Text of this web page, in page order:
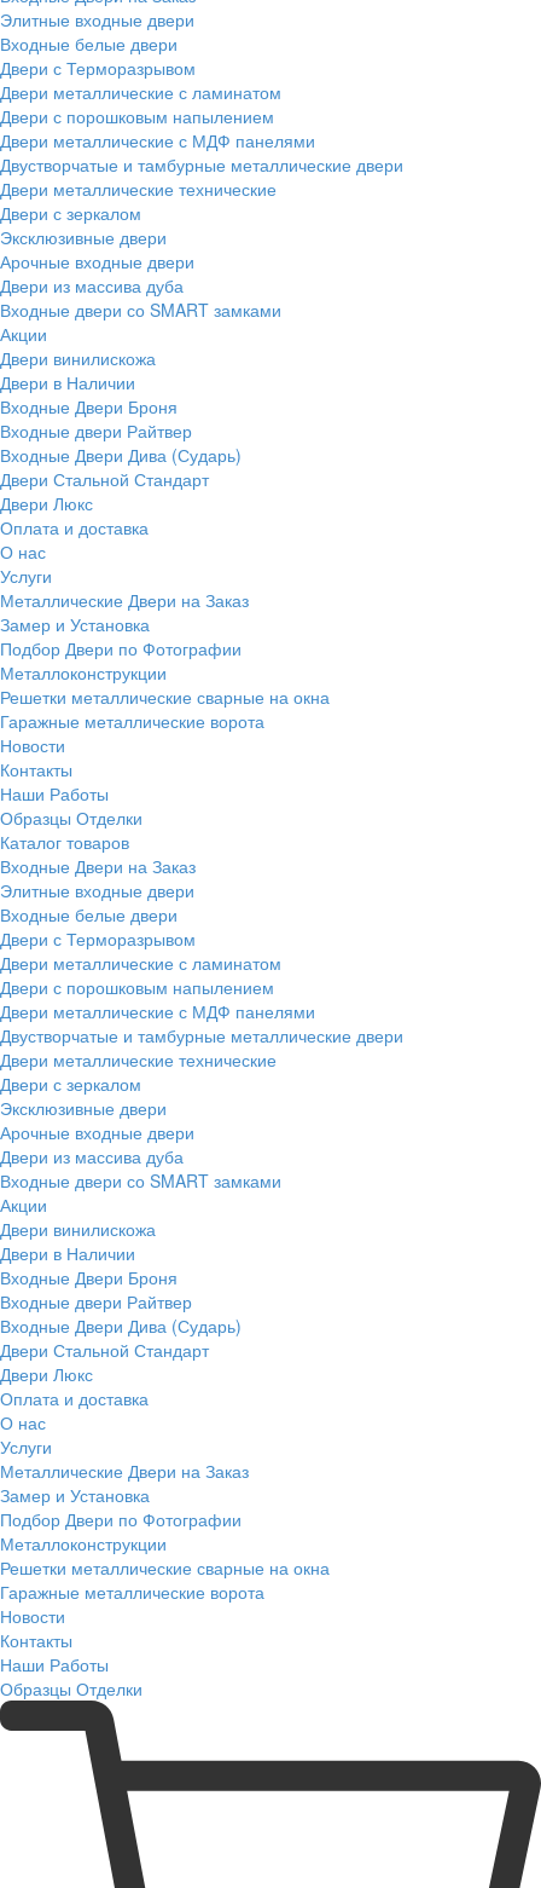
Элитные входные двери
Входные белые двери
Двери с Терморазрывом
Двери металлические с ламинатом
Двери с порошковым напылением
Двери металлические с МДФ панелями
Двустворчатые и тамбурные металлические двери
Двери металлические технические
Двери с зеркалом
Эксклюзивные двери
Арочные входные двери
Двери из массива дуба
Входные двери со SMART замками
Акции
Двери винилискожа
Двери в Наличии
Входные Двери Броня
Входные двери Райтвер
Входные Двери Дива (Сударь)
Двери Стальной Стандарт
Двери Люкс
Оплата и доставка
О нас
Услуги
Металлические Двери на Заказ
Замер и Установка
Подбор Двери по Фотографии
Металлоконструкции
Решетки металлические сварные на окна
Гаражные металлические ворота
Новости
Контакты
Наши Работы
Образцы Отделки
Каталог товаров
Входные Двери на Заказ
Элитные входные двери
Входные белые двери
Двери с Терморазрывом
Двери металлические с ламинатом
Двери с порошковым напылением
Двери металлические с МДФ панелями
Двустворчатые и тамбурные металлические двери
Двери металлические технические
Двери с зеркалом
Эксклюзивные двери
Арочные входные двери
Двери из массива дуба
Входные двери со SMART замками
Акции
Двери винилискожа
Двери в Наличии
Входные Двери Броня
Входные двери Райтвер
Входные Двери Дива (Сударь)
Двери Стальной Стандарт
Двери Люкс
Оплата и доставка
О нас
Услуги
Металлические Двери на Заказ
Замер и Установка
Подбор Двери по Фотографии
Металлоконструкции
Решетки металлические сварные на окна
Гаражные металлические ворота
Новости
Контакты
Наши Работы
Образцы Отделки